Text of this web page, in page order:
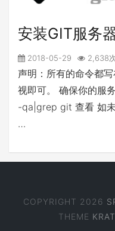
安装GIT服务
2018-05-29 2,638
声明：所有的命令都
视即可。 确保你的服
-qa|grep git 查看 如
…
COPYRIGHT 2026
THEME